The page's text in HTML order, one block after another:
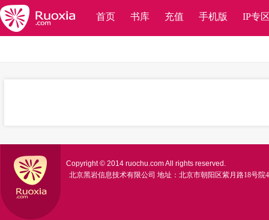
首页 书库 充值 手机版 IP专
Copyright © 2014 ruochu.com All rights reserved.
北京黑岩信息技术有限公司 地址：北京市朝阳区紫月路18号院